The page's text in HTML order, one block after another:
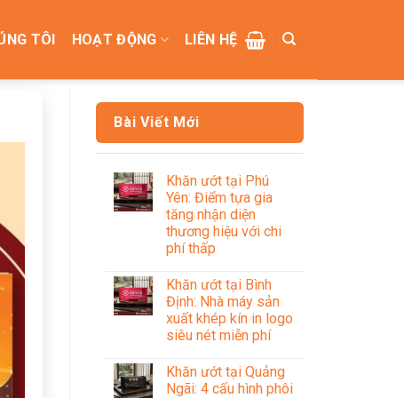
TÔI HOẠT ĐỘNG LIÊN HỆ
Bài Viết Mới
Khăn ướt tại Phú
Yên: Điểm tựa gia
tăng nhận diện
thương hiệu với chi
phí thấp
Khăn ướt tại Bình
Định: Nhà máy sản
xuất khép kín in logo
siêu nét miễn phí
Khăn ướt tại Quảng
Ngãi: 4 cấu hình phôi